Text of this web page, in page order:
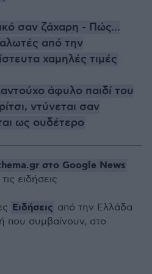
σαν ζάχαρη - Πώς...
από την
χαμηλές τιμές
άφυλο παιδί του
ντύνεται σαν
ως ουδέτερο
στο Google News
ειδήσεις
Ειδήσεις από την Ελλάδα
που συμβαίνουν, στο